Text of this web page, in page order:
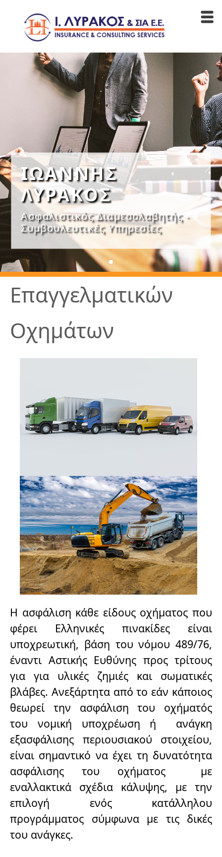
ΙΩΑΝΝΗΣ
ΛΥΡΑΚΟΣ
Ασφαλιστικός Διαμεσολαβητής -
Συμβουλευτικές Υπηρεσίες
Επαγγελματικών
Οχημάτων
Η ασφάλιση κάθε είδους οχήματος που
φέρει Ελληνικές πινακίδες είναι
υποχρεωτική, βάση του νόμου 489/76,
έναντι Αστικής Ευθύνης προς τρίτους
για για υλικές ζημιές και σωματικές
βλάβες. Ανεξάρτητα από το εάν κάποιος
θεωρεί την ασφάλιση του οχήματός
του νομική υποχρέωση ή ανάγκη
εξασφάλισης περιουσιακού στοιχείου,
είναι σημαντικό να έχει τη δυνατότητα
ασφάλισης του οχήματος με
εναλλακτικά σχέδια κάλυψης, με την
επιλογή ενός κατάλληλου
προγράμματος σύμφωνα με τις δικές
του ανάγκες.